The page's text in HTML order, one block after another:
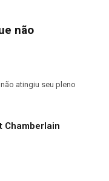
não
atingiu seu pleno
Chamberlain